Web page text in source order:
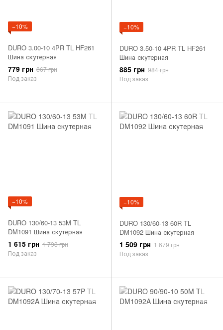
−10%
DURO 3.00-10 4PR TL HF261
Шина скутерная
779 грн 867 грн
Под заказ
−10%
DURO 3.50-10 4PR TL HF261
Шина скутерная
885 грн 984 грн
Под заказ
−10%
DURO 130/60-13 53M TL
DM1091 Шина скутерная
1 615 грн 1 798 грн
Под заказ
−10%
DURO 130/60-13 60R TL
DM1092 Шина скутерная
1 509 грн 1 679 грн
Под заказ